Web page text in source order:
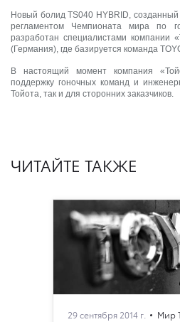
Новый болид TS040 HYBRID,
регламентом Чемпионата мира по
разработан специалистами компании
(Германия), где базируется команда
В настоящий момент компания
поддержку гоночных команд и
Тойота, так и для сторонних заказчиков.
ЧИТАЙТЕ ТАКЖЕ
29 сентября 2014 г. Мир